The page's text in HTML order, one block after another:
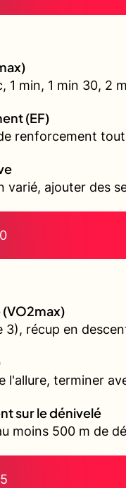
1 min, 1 min 30, 2
(EF)
renforcement
varié, ajouter des
(VO2max)
3), récup en
l'allure, terminer
sur le dénivelé
moins 500 m de